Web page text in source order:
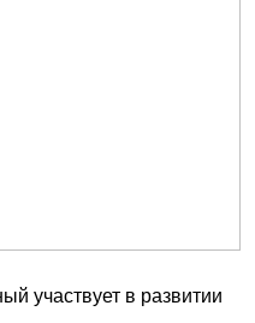
участвует в развитии